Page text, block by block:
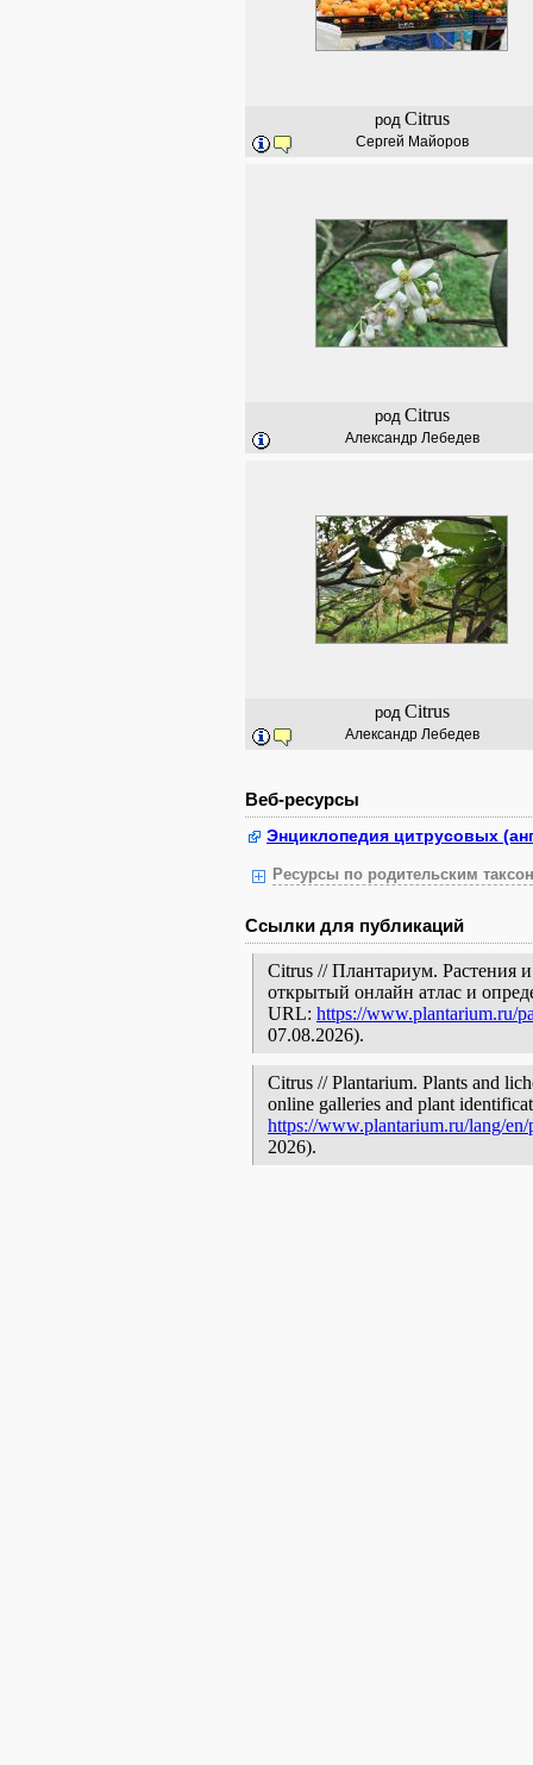
род Citrus
Сергей Майоров
род Citrus
Александр Лебедев
род Citrus
Александр Лебедев
Веб-ресурсы
Энциклопедия цитрусовых
Ресурсы по родительским
Ссылки для публикаций
Citrus // Плантариум. Растения
открытый онлайн атлас и
URL: https://www.plantarium.ru/
07.08.2026).
Citrus // Plantarium. Plants and
online galleries and plant
https://www.plantarium.ru/lang/
2026).